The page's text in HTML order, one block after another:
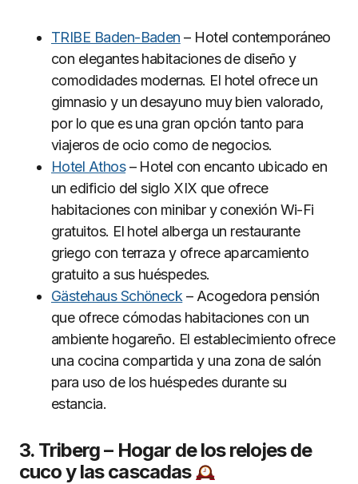
TRIBE Baden-Baden – Hotel contemporáneo
con elegantes habitaciones de diseño y
comodidades modernas. El hotel ofrece un
gimnasio y un desayuno muy bien valorado,
por lo que es una gran opción tanto para
viajeros de ocio como de negocios.
Hotel Athos– Hotel con encanto ubicado en
un edificio del siglo XIX que ofrece
habitaciones con minibar y conexión Wi-Fi
gratuitos. El hotel alberga un restaurante
griego con terraza y ofrece aparcamiento
gratuito a sus huéspedes.
Gästehaus Schöneck– Acogedora pensión
que ofrece cómodas habitaciones con un
ambiente hogareño. El establecimiento ofrece
una cocina compartida y una zona de salón
para uso de los huéspedes durante su
estancia.
3. Triberg – Hogar de los relojes de
cuco y las cascadas